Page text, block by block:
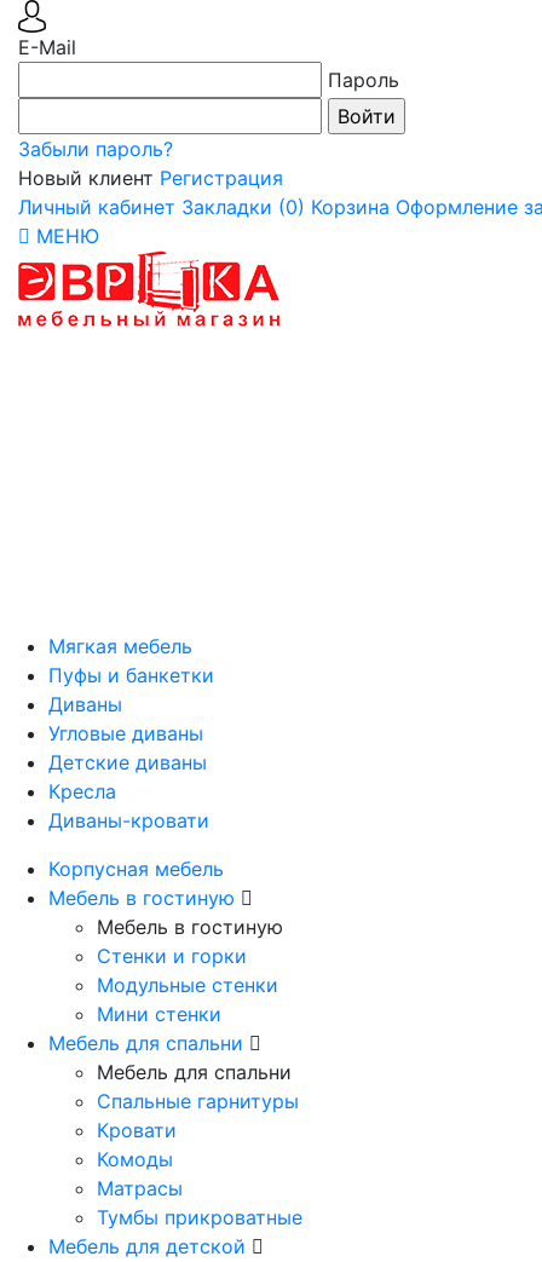
E-Mail
Пароль
Забыли пароль?
Новый клиент Регистрация
Личный кабинет Закладки (0) Корзина Оформление
МЕНЮ
Мягкая мебель
Пуфы и банкетки
Диваны
Угловые диваны
Детские диваны
Кресла
Диваны-кровати
Корпусная мебель
Мебель в гостиную
Мебель в гостиную
Стенки и горки
Модульные стенки
Мини стенки
Мебель для спальни
Мебель для спальни
Спальные гарнитуры
Кровати
Комоды
Матрасы
Тумбы прикроватные
Мебель для детской